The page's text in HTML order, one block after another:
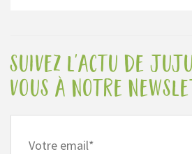
suivez l'actu de
vous à notre